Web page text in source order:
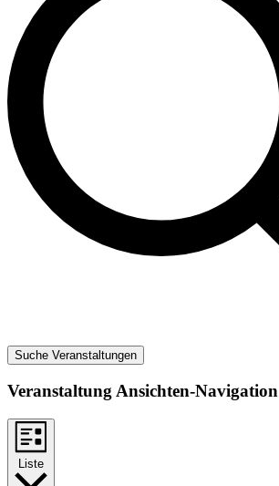
Suche Veranstaltungen
Veranstaltung Ansichten-Navigation
Liste